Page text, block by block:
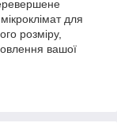
для
розміру,
вашої